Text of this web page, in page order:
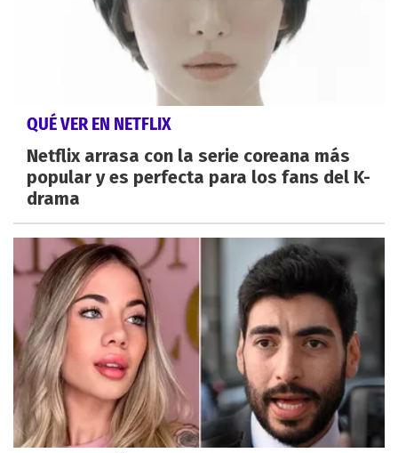
QUÉ VER EN NETFLIX
Netflix arrasa con la serie coreana más
popular y es perfecta para los fans del K-
drama